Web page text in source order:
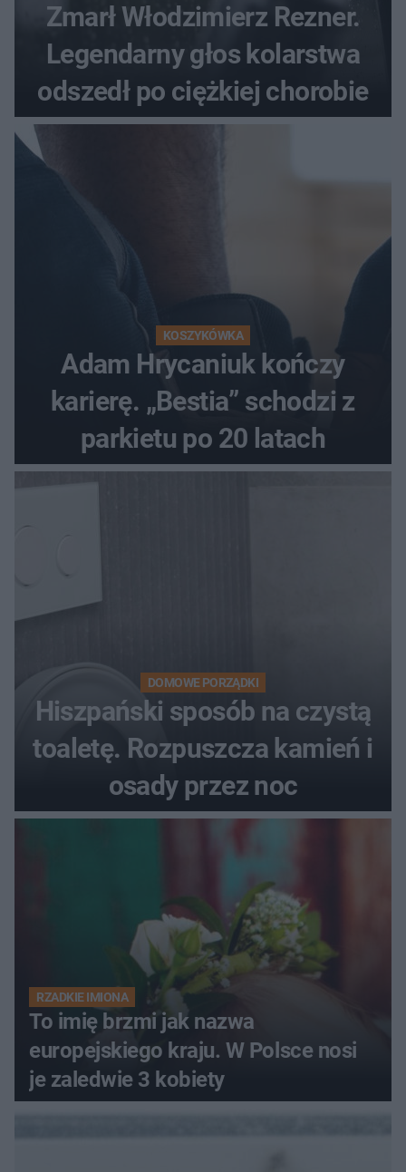
Zmarł Włodzimierz Rezner.
Legendarny głos kolarstwa
odszedł po ciężkiej chorobie
KOSZYKÓWKA
Adam Hrycaniuk kończy
karierę. „Bestia” schodzi z
parkietu po 20 latach
DOMOWE PORZĄDKI
Hiszpański sposób na czystą
toaletę. Rozpuszcza kamień i
osady przez noc
RZADKIE IMIONA
To imię brzmi jak nazwa
europejskiego kraju. W Polsce nosi
je zaledwie 3 kobiety